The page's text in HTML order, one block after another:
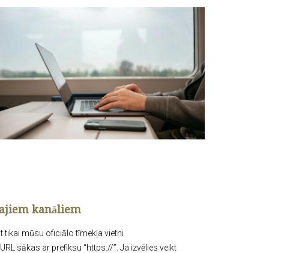
kanāliem
mūsu oficiālo tīmekļa vietni
sākas ar prefiksu “https://”. Ja izvēlies veikt